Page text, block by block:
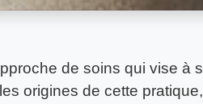
de soins qui vise à
origines de cette